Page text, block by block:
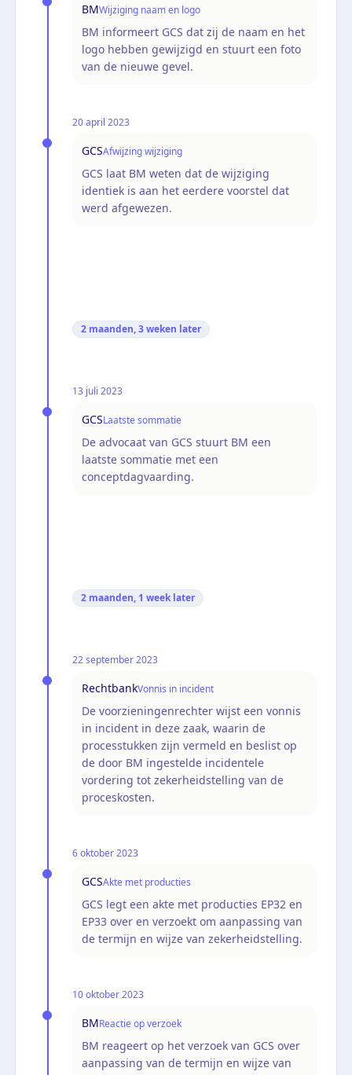
BMWijziging naam en logo
BM informeert GCS dat zij de naam en het
logo hebben gewijzigd en stuurt een foto
van de nieuwe gevel.
20 april 2023
GCSAfwijzing wijziging
GCS laat BM weten dat de wijziging
identiek is aan het eerdere voorstel dat
werd afgewezen.
2 maanden, 3 weken later
13 juli 2023
GCSLaatste sommatie
De advocaat van GCS stuurt BM een
laatste sommatie met een
conceptdagvaarding.
2 maanden, 1 week later
22 september 2023
RechtbankVonnis in incident
De voorzieningenrechter wijst een vonnis
in incident in deze zaak, waarin de
processtukken zijn vermeld en beslist op
de door BM ingestelde incidentele
vordering tot zekerheidstelling van de
proceskosten.
6 oktober 2023
GCSAkte met producties
GCS legt een akte met producties EP32 en
EP33 over en verzoekt om aanpassing van
de termijn en wijze van zekerheidstelling.
10 oktober 2023
BMReactie op verzoek
BM reageert op het verzoek van GCS over
aanpassing van de termijn en wijze van